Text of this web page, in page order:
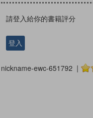
請登入給你的書籍評分
登入
nickname-ewc-651792 |